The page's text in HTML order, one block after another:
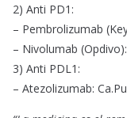
2) Anti PD1:
– Pembrolizumab
– Nivolumab
3) Anti PDL1:
– Atezolizumab: